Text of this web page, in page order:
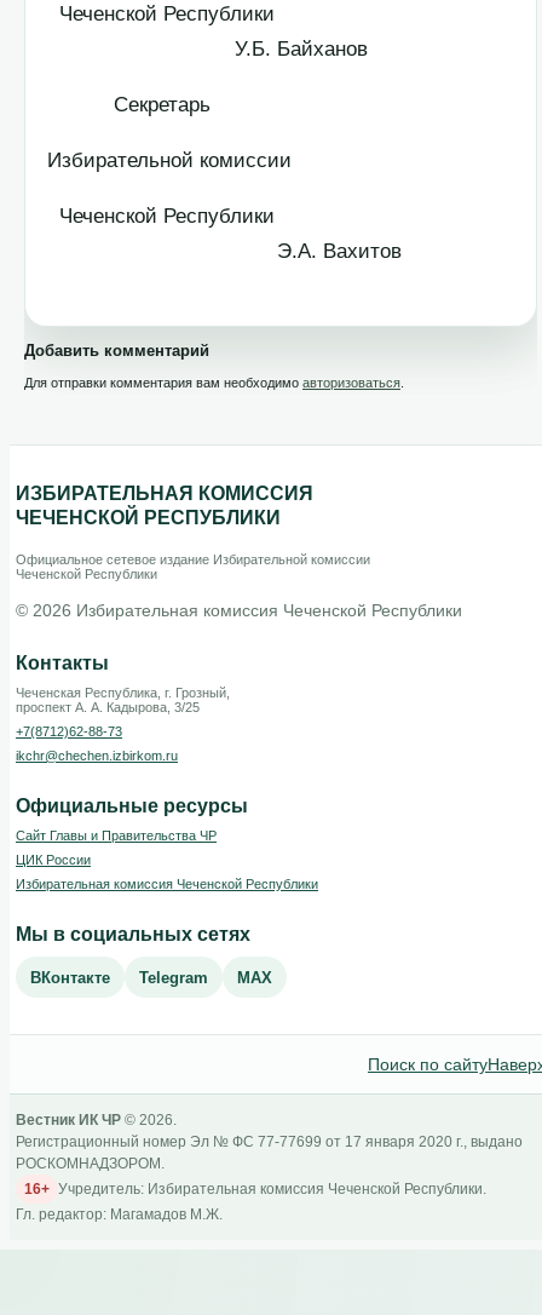
Чеченской Республики
У.Б. Байханов
Секретарь
Избирательной комиссии
Чеченской Республики
Э.А. Вахитов
Добавить комментарий
Для отправки комментария вам необходимо авторизоваться
ИЗБИРАТЕЛЬНАЯ КОМИССИЯ
ЧЕЧЕНСКОЙ РЕСПУБЛИКИ
Официальное сетевое издание Избирательной комиссии
Чеченской Республики
© 2026 Избирательная комиссия Чеченской Республики
Контакты
Чеченская Республика, г. Грозный,
проспект А. А. Кадырова, 3/25
+7(8712)62-88-73
ikchr@chechen.izbirkom.ru
Официальные ресурсы
Сайт Главы и Правительства ЧР
ЦИК России
Избирательная комиссия Чеченской Республики
Мы в социальных сетях
ВКонтакте Telegram MAX
Поиск по сайту
Вестник ИК ЧР © 2026.
Регистрационный номер Эл № ФС 77-77699 от 17 января 2020 г., выдано
РОСКОМНАДЗОРОМ.
16+ Учредитель: Избирательная комиссия Чеченской Республики.
Гл. редактор: Магамадов М.Ж.